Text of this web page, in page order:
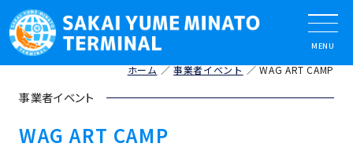
ホーム 事業者イベント WAG ART CAMP
事業者イベント
WAG ART CAMP